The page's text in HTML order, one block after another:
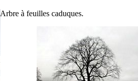
Arbre à feuilles caduques.